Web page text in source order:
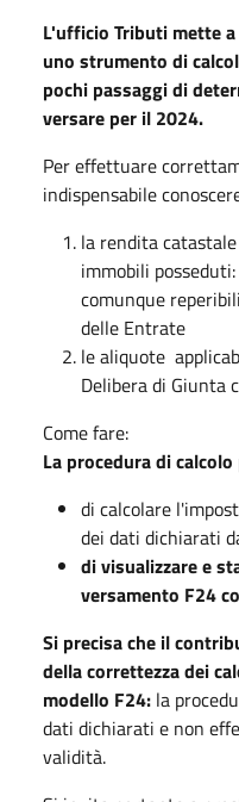
L'ufficio Tributi mette
uno strumento di
pochi passaggi di
versare per il 2024.
Per effettuare
indispensabile
la rendita
immobili
comunque
delle Entrate
le aliquote
Delibera di Giunta
Come fare:
La procedura di
di calcolare
dei dati dichiarati
di visualizzare e
versamento F24
Si precisa che il
della correttezza dei
modello F24: la
dati dichiarati e non
validità.